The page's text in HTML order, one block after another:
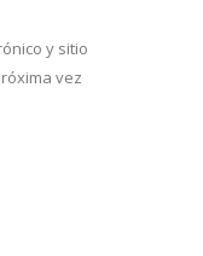
y sitio
vez